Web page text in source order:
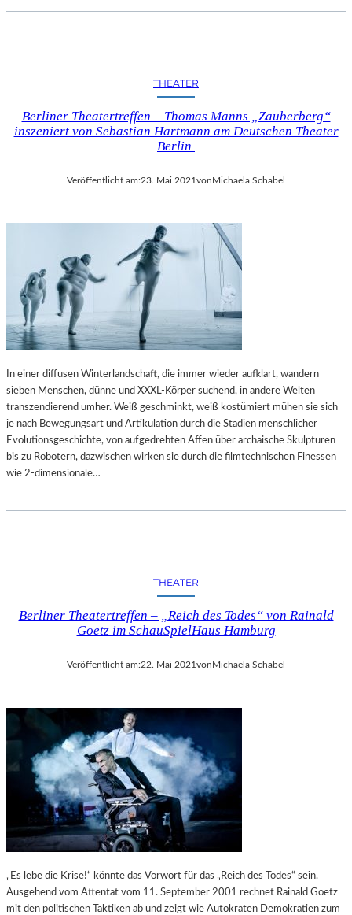
THEATER
Berliner Theatertreffen – Thomas Manns „Zauberberg“
inszeniert von Sebastian Hartmann am Deutschen Theater
Berlin
Veröffentlicht am:23. Mai 2021vonMichaela Schabel
In einer diffusen Winterlandschaft, die immer wieder aufklart, wandern
sieben Menschen, dünne und XXXL-Körper suchend, in andere Welten
transzendierend umher. Weiß geschminkt, weiß kostümiert mühen sie sich
je nach Bewegungsart und Artikulation durch die Stadien menschlicher
Evolutionsgeschichte, von aufgedrehten Affen über archaische Skulpturen
bis zu Robotern, dazwischen wirken sie durch die filmtechnischen Finessen
wie 2-dimensionale…
THEATER
Berliner Theatertreffen – „Reich des Todes“ von Rainald
Goetz im SchauSpielHaus Hamburg
Veröffentlicht am:22. Mai 2021von Michaela Schabel
„Es lebe die Krise!“ könnte das Vorwort für das „Reich des Todes“ sein.
Ausgehend vom Attentat vom 11. September 2001 rechnet Rainald Goetz
mit den politischen Taktiken ab und zeigt wie Autokraten Demokratien zum